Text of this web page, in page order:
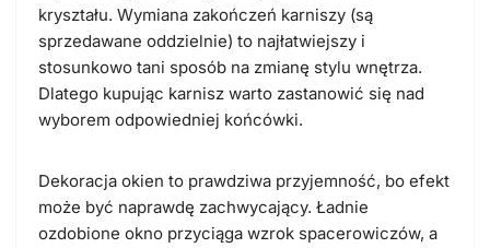
kryształu. Wymiana zakończeń karniszy (są
sprzedawane oddzielnie) to najłatwiejszy i
stosunkowo tani sposób na zmianę stylu wnętrza.
Dlatego kupując karnisz warto zastanowić się nad
wyborem odpowiedniej końcówki.
Dekoracja okien to prawdziwa przyjemność, bo efekt
może być naprawdę zachwycający. Ładnie
ozdobione okno przyciąga wzrok spacerowiczów, a